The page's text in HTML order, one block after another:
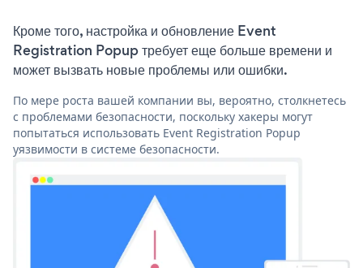
Кроме того, настройка и обновление Event
Registration Popup требует еще больше времени и
может вызвать новые проблемы или ошибки.
По мере роста вашей компании вы, вероятно, столкнетесь
с проблемами безопасности, поскольку хакеры могут
попытаться использовать Event Registration Popup
уязвимости в системе безопасности.